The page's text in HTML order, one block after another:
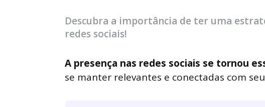
Descubra a importância de ter uma
redes sociais!
A presença nas redes sociais se tornou
se manter relevantes e conectadas com